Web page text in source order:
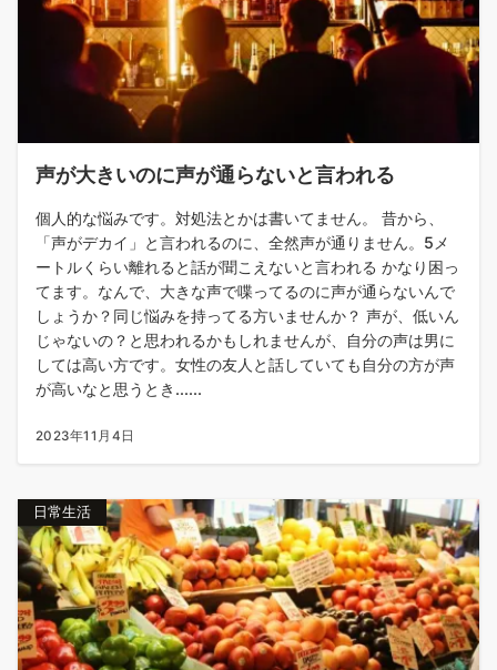
声が大きいのに声が通らないと言われる
個人的な悩みです。対処法とかは書いてません。 昔から、
「声がデカイ」と言われるのに、全然声が通りません。5メ
ートルくらい離れると話が聞こえないと言われる かなり困っ
てます。なんで、大きな声で喋ってるのに声が通らないんで
しょうか？同じ悩みを持ってる方いませんか？ 声が、低いん
じゃないの？と思われるかもしれませんが、自分の声は男に
しては高い方です。女性の友人と話していても自分の方が声
が高いなと思うとき......
2023年11月4日
日常生活